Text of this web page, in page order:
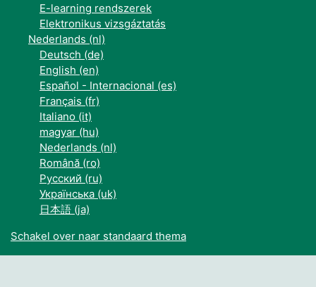
E-learning rendszerek
Elektronikus vizsgáztatás
Nederlands ‎(nl)‎
Deutsch ‎(de)‎
English ‎(en)‎
Español - Internacional ‎(es)‎
Français ‎(fr)‎
Italiano ‎(it)‎
magyar ‎(hu)‎
Nederlands ‎(nl)‎
Română ‎(ro)‎
Русский ‎(ru)‎
Українська ‎(uk)‎
日本語 ‎(ja)‎
Schakel over naar standaard thema